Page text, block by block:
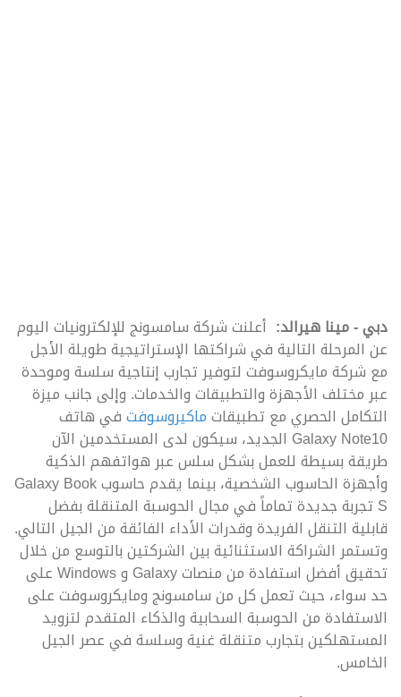
دبي - مينا هيرالد:
أعلنت شركة سامسونج للإلكترونيات اليوم
عن المرحلة التالية في شراكتها الإستراتيجية طويلة الأجل
مع شركة مايكروسوفت لتوفير تجارب إنتاجية سلسة وموحدة
عبر مختلف الأجهزة والتطبيقات والخدمات. وإلى جانب ميزة
التكامل الحصري مع تطبيقاتماكيروسوفتفي هاتف
Galaxy Note10 الجديد، سيكون لدى المستخدمين الآن
طريقة بسيطة للعمل بشكل سلس عبر هواتفهم الذكية
وأجهزة الحاسوب الشخصية، بينما يقدم حاسوب Galaxy Book
S تجربة جديدة تماماً في مجال الحوسبة المتنقلة بفضل
قابلية التنقل الفريدة وقدرات الأداء الفائقة من الجيل التالي.
وتستمر الشراكة الاستثنائية بين الشركتين بالتوسع من خلال
تحقيق أفضل استفادة من منصات Galaxy و Windows على
حد سواء، حيث تعمل كل من سامسونج ومايكروسوفت على
الاستفادة من الحوسبة السحابية والذكاء المتقدم لتزويد
المستهلكين بتجارب متنقلة غنية وسلسة في عصر الجيل
الخامس.